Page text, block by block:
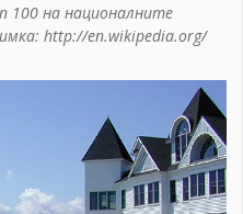
100 на националните
http://en.wikipedia.org/